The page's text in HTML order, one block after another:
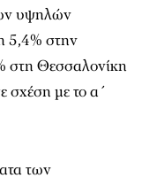
υψηλών
5,4% στην
στη Θεσσαλονίκη
σχέση με το α΄
των